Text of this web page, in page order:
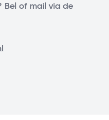
Bel of mail via de